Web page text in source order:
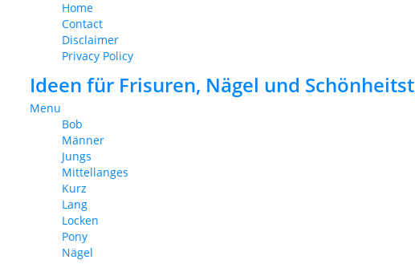
Home
Contact
Disclaimer
Privacy Policy
Ideen für Frisuren, Nägel und
Menu
Bob
Männer
Jungs
Mittellanges
Kurz
Lang
Locken
Pony
Nägel